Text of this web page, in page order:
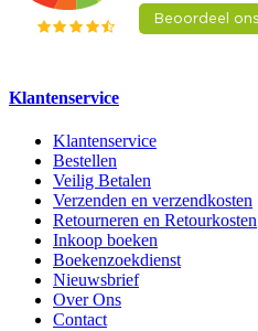
Klantenservice
Klantenservice
Bestellen
Veilig Betalen
Verzenden en verzendkosten
Retourneren en Retourkosten
Inkoop boeken
Boekenzoekdienst
Nieuwsbrief
Over Ons
Contact